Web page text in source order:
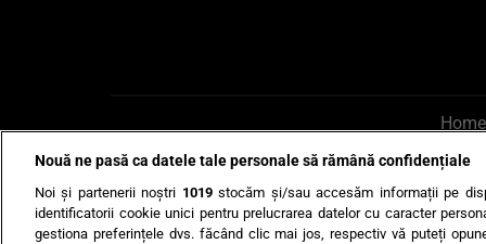
Home
AI UN PONT? Scrie-ne
Nouă ne pasă ca datele tale personale să rămână confidențiale
Noi și partenerii noștri 1019stocăm și/sau accesăm informații pe
identificatorii cookie unici pentru prelucrarea datelor cu caracter
gestiona preferințele dvs. făcând clic mai jos, respectiv vă puteți